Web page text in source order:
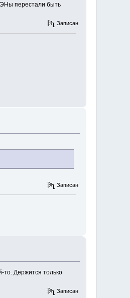
перестали быть
Записан
Записан
то. Держится только
Записан